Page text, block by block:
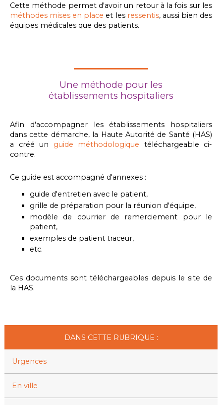
Cette méthode permet d'avoir un retour à la fois sur les
méthodes mises en place et les ressentis, aussi bien des
équipes médicales que des patients.
Une méthode pour les
établissements hospitaliers
Afin d'accompagner les établissements hospitaliers
dans cette démarche, la Haute Autorité de Santé (HAS)
a créé un guide méthodologique téléchargeable ci-
contre.
Ce guide est accompagné d'annexes :
guide d'entretien avec le patient,
grille de préparation pour la réunion d'équipe,
modèle de courrier de remerciement pour le
patient,
exemples de patient traceur,
etc.
Ces documents sont téléchargeables depuis le site de
la HAS.
DANS CETTE RUBRIQUE :
Urgences
En ville